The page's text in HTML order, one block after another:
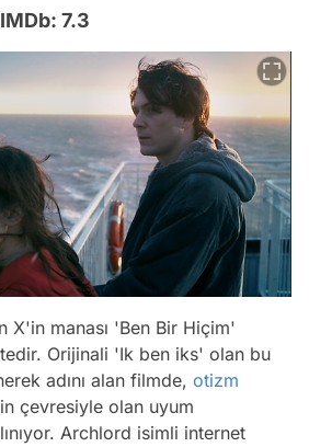
7.3
X'in manası 'Ben Bir Hiçim'
Orijinali 'Ik ben iks' olan bu
adını alan filmde, otizm
çevresiyle olan uyum
Archlord isimli internet